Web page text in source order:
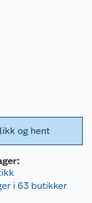
og hent
i 63 butikker